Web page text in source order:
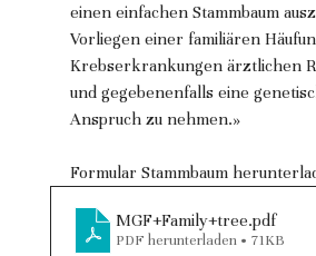
einen einfachen Stammbaum
Vorliegen einer familiären
Krebserkrankungen ärztlichen
und gegebenenfalls eine
Anspruch zu nehmen.»
Formular Stammbaum
MGF+Family+tree.pdf
PDF herunterladen • 71KB